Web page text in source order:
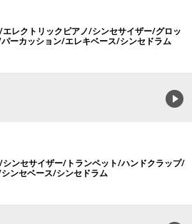
レクトリックピアノ/シンセサイザー/グロッ
ーカッション/エレキベース/シンセドラム
ンセサイザー/トランペット/ハンドクラップ/
ンセベース/シンセドラム